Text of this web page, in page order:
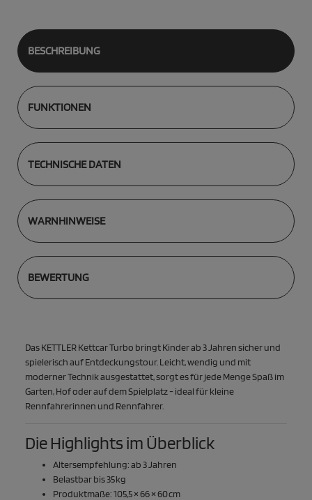
BESCHREIBUNG
FUNKTIONEN
TECHNISCHE DATEN
WARNHINWEISE
BEWERTUNG
Das KETTLER Kettcar Turbo bringt Kinder ab 3 Jahren sicher und
spielerisch auf Entdeckungstour. Leicht, wendig und mit
moderner Technik ausgestattet, sorgt es für jede Menge Spaß im
Garten, Hof oder auf dem Spielplatz - ideal für kleine
Rennfahrerinnen und Rennfahrer.
Die Highlights im Überblick
Altersempfehlung: ab 3 Jahren
Belastbar bis 35 kg
Produktmaße: 105,5 × 66 × 60 cm